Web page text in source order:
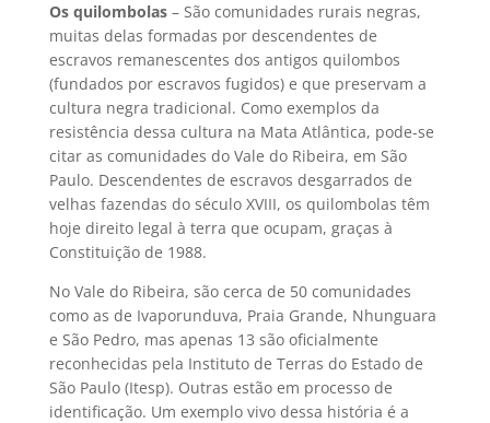
Os quilombolas– São comunidades rurais negras,
muitas delas formadas por descendentes de
escravos remanescentes dos antigos quilombos
(fundados por escravos fugidos) e que preservam a
cultura negra tradicional. Como exemplos da
resistência dessa cultura na Mata Atlântica, pode-se
citar as comunidades do Vale do Ribeira, em São
Paulo. Descendentes de escravos desgarrados de
velhas fazendas do século XVIII, os quilombolas têm
hoje direito legal à terra que ocupam, graças à
Constituição de 1988.
No Vale do Ribeira, são cerca de 50 comunidades
como as de Ivaporunduva, Praia Grande, Nhunguara
e São Pedro, mas apenas 13 são oficialmente
reconhecidas pela Instituto de Terras do Estado de
São Paulo (Itesp). Outras estão em processo de
identificação. Um exemplo vivo dessa história é a